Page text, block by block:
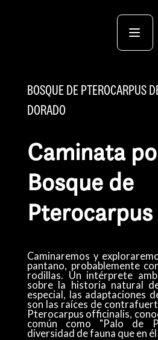
BOSQUE DE PTEROCARPUS
DORADO
Caminata
Bosque de
Pterocarpus
Caminaremos y
pantano, probablemente
rodillas. Un intérprete
sobre la historia natural
especial, las adaptaciones
son las raíces de
Pterocarpus officinalis,
común como "Palo de
diversidad de fauna que en